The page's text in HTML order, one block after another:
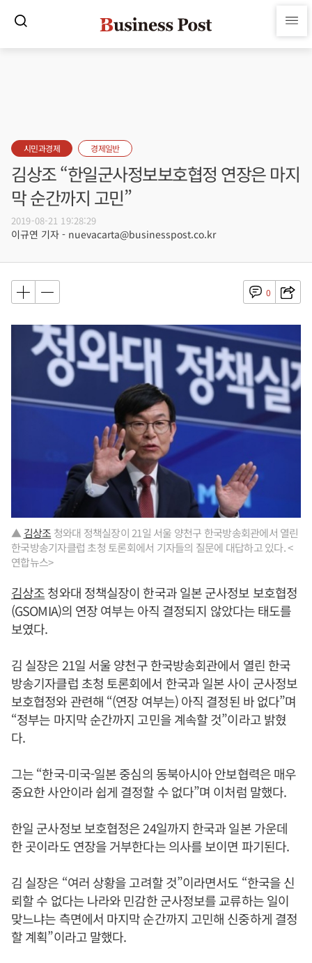
시민과경제 경제일반
김상조 “한일군사정보보호협정 연장은 마지
막 순간까지 고민”
2019-08-21 19:28:29
이규연 기자 - nuevacarta@businesspost.co.kr
0
▲ 김상조 청와대 정책실장이 21일 서울 양천구 한국방송회관에서 열린
한국방송기자클럽 초청 토론회에서 기자들의 질문에 대답하고 있다. <
연합뉴스>
김상조청와대 정책실장이 한국과 일본 군사정보 보호협정
(GSOMIA)의 연장 여부는 아직 결정되지 않았다는 태도를
보였다.
김 실장은 21일 서울 양천구 한국방송회관에서 열린 한국
방송기자클럽 초청 토론회에서 한국과 일본 사이 군사정보
보호협정와 관련해 “(연장 여부는) 아직 결정된 바 없다”며
“정부는 마지막 순간까지 고민을 계속할 것”이라고 밝혔
다.
그는 “한국-미국-일본 중심의 동북아시아 안보협력은 매우
중요한 사안이라 쉽게 결정할 수 없다”며 이처럼 말했다.
한일 군사정보 보호협정은 24일까지 한국과 일본 가운데
한 곳이라도 연장을 거부한다는 의사를 보이면 파기된다.
김 실장은 “여러 상황을 고려할 것”이라면서도 “한국을 신
뢰할 수 없다는 나라와 민감한 군사정보를 교류하는 일이
맞느냐는 측면에서 마지막 순간까지 고민해 신중하게 결정
할 계획”이라고 말했다.